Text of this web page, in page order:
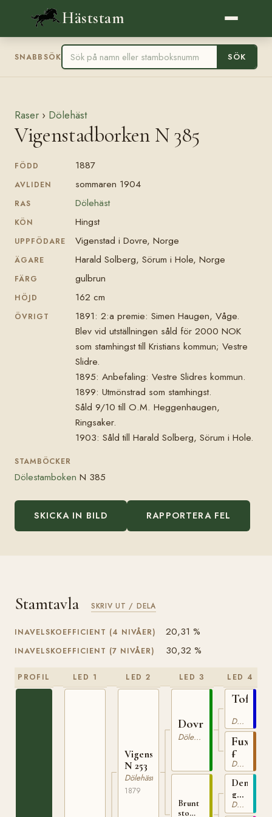
Häststam
SNABBSÖK SÖK
Raser › Dölehäst
Vigenstadborken N 385
FÖDD 1887
AVLIDEN sommaren 1904
RAS Dölehäst
KÖN Hingst
UPPFÖDARE Vigenstad i Dovre, Norge
ÄGARE Harald Solberg, Sörum i Hole, Norge
FÄRG gulbrun
HÖJD 162 cm
ÖVRIGT
1891: 2:a premie: Simen Haugen, Våge.
Blev vid utställningen såld för 2000 NOK
som stamhingst till Kristians kommun; Vestre
Slidre.
1895: Anbefaling: Vestre Slidres kommun.
1899: Utmönstrad som stamhingst.
Såld 9/10 till O.M. Heggenhaugen,
Ringsaker.
1903: Såld till Harald Solberg, Sörum i Hole.
STAMBÖCKER
Dölestamboken N 385
SKICKA IN BILD RAPPORTERA FEL
Stamtavla SKRIV UT / DELA
INAVELSKOEFFICIENT (4 NIVÅER) 20,31 %
INAVELSKOEFFICIENT (7 NIVÅER) 30,32 %
PROFIL LED 1 LED 2
Vigenstadbrun
N 253
Dölehäst
1879
LED 3
Dovregubben
Dölehäst
Brunt
sto
LED 4
82
Dölehäst
Fuxsto
från
Tofte
Dölehäst
Den
gamle
Dölehäst